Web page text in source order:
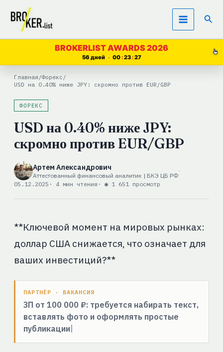
Перейти
содержимому
BROKERLIST AWARDS 2026
56 дней 00 23 27
Главная /Форекс /
USD на 0.40% ниже JPY: скромно против EUR/GBP
ФОРЕКС
USD на 0.40% ниже JPY:
скромно против EUR/GBP
Артем Александрович
Аттестованный финансовый аналитик | БКЭ ЦБ РФ
05.12.2025 · 4 мин чтения · ◉ 1 651 просмотр
**Ключевой момент на мировых рынках:
доллар США снижается, что означает для
ваших инвестиций?**
ПАРТНЁР · ВАКАНСИЯ
ЗП от 100 000 ₽: требуется набирать текст,
вставлять фото и оформлять простые
публикации